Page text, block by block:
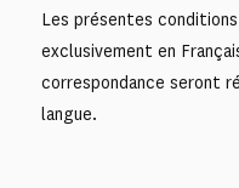
Les présentes
exclusivement en
correspondance seront
langue.